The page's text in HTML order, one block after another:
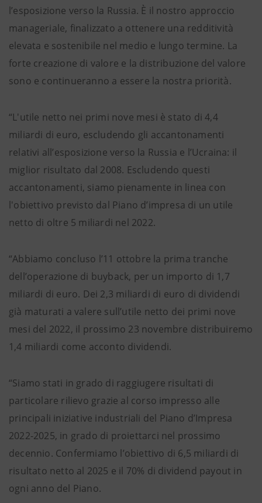
l’esposizione verso la Russia. È il nostro approccio
manageriale, finalizzato a ottenere una redditività
elevata e sostenibile nel medio e lungo termine. La
forte creazione di valore e la distribuzione del valore
sono e continueranno a essere la nostra priorità.
“L'utile netto nei primi nove mesi è stato di 4,4
miliardi di euro, escludendo gli accantonamenti
relativi all’esposizione verso la Russia e l’Ucraina: il
miglior risultato dal 2008. Escludendo questi
accantonamenti, siamo pienamente in linea con
l'obiettivo previsto dal Piano d’impresa di un utile
netto di oltre 5 miliardi nel 2022.
“Abbiamo concluso l’11 ottobre la prima tranche
dell’operazione di buyback, per un importo di 1,7
miliardi di euro. Dei 2,3 miliardi di euro di dividendi
già maturati a valere sull’utile netto dei primi nove
mesi del 2022, il prossimo 23 novembre distribuiremo
1,4 miliardi come acconto dividendi.
“Siamo stati in grado di raggiugere risultati di
particolare rilievo grazie al corso impresso alle
principali iniziative industriali del Piano d’Impresa
2022-2025, in grado di proiettarci nel prossimo
decennio. Confermiamo l’obiettivo di 6,5 miliardi di
risultato netto al 2025 e il 70% di dividend payout in
ogni anno del Piano.